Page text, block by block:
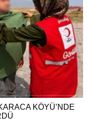
KÖYÜ’NDE